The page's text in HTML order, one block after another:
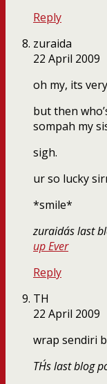
Reply
zuraida
22 April 2009
oh my, its
but then
sompah my
sigh.
ur so lucky
*smile*
zuraida´s last
up Ever
Reply
TH
22 April 2009
wrap sendiri
TH´s last blog